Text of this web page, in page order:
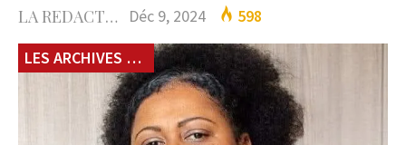
LA REDACTION Déc 9, 2024
598
LES ARCHIVES du 229